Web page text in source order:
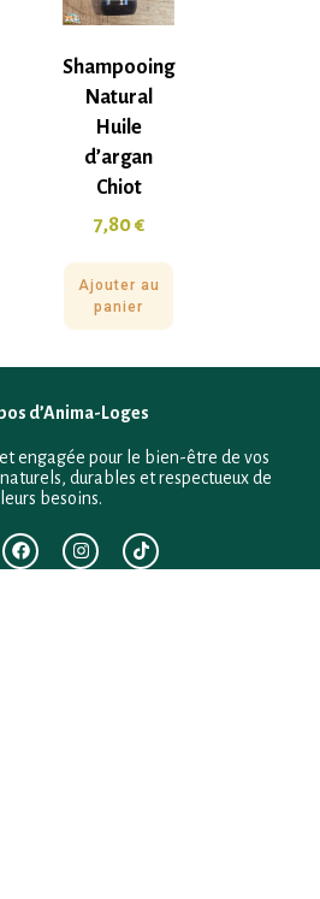
Shampooing
Natural
Huile
d’argan
Chiot
7,80€
Ajouter au
panier
d’Anima-Loges
engagée pour le bien-être de vos
durables et respectueux de
leurs besoins.